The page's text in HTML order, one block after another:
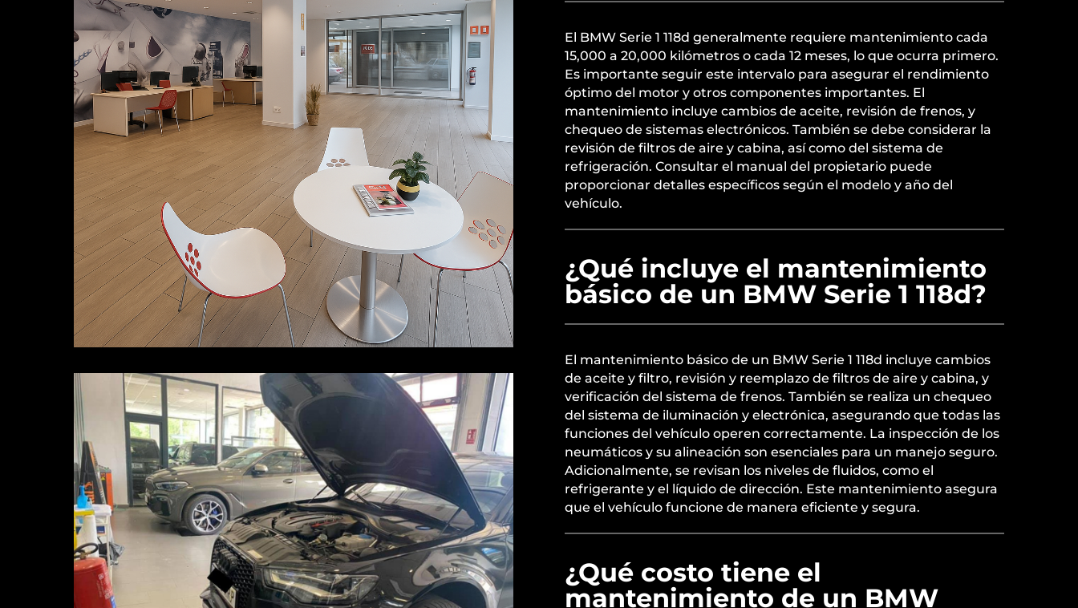
El BMW Serie 1 118d generalmente requiere mantenimiento cada
15,000 a 20,000 kilómetros o cada 12 meses, lo que ocurra primero.
Es importante seguir este intervalo para asegurar el rendimiento
óptimo del motor y otros componentes importantes. El
mantenimiento incluye cambios de aceite, revisión de frenos, y
chequeo de sistemas electrónicos. También se debe considerar la
revisión de filtros de aire y cabina, así como del sistema de
refrigeración. Consultar el manual del propietario puede
proporcionar detalles específicos según el modelo y año del
vehículo.
¿Qué incluye el mantenimiento
básico de un BMW Serie 1 118d?
El mantenimiento básico de un BMW Serie 1 118d incluye cambios
de aceite y filtro, revisión y reemplazo de filtros de aire y cabina, y
verificación del sistema de frenos. También se realiza un chequeo
del sistema de iluminación y electrónica, asegurando que todas las
funciones del vehículo operen correctamente. La inspección de los
neumáticos y su alineación son esenciales para un manejo seguro.
Adicionalmente, se revisan los niveles de fluidos, como el
refrigerante y el líquido de dirección. Este mantenimiento asegura
que el vehículo funcione de manera eficiente y segura.
¿Qué costo tiene el
mantenimiento de un BMW